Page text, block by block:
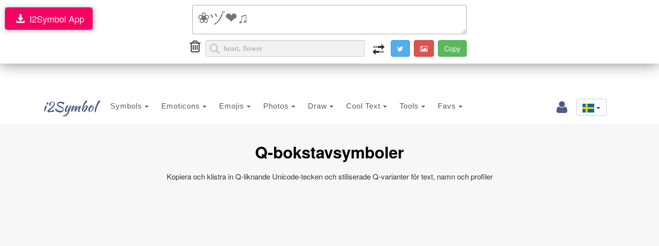
i2Symbol Symbols Emoticons Emojis Photos Draw Cool Text Tools Favs
I2Symbol App
Q-bokstavsymboler
Kopiera och klistra in Q-liknande Unicode-tecken och stiliserade Q-varianter för text, namn och profiler